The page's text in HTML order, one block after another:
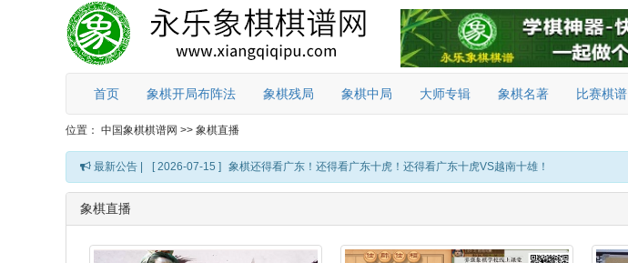
首页 象棋开局布阵法 象棋残局 象棋中局 大师专辑 象棋名著 比赛棋谱
位置： 中国象棋棋谱网 >> 象棋直播
最新公告 | [ 2026-07-15 ] 象棋还得看广东！还得看广东十虎！还得看广东十虎VS越南十雄！
象棋直播